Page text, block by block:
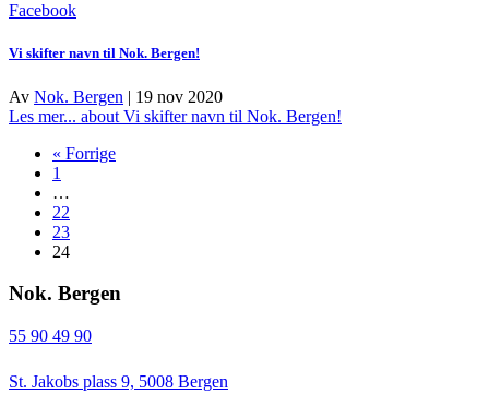
Facebook
Vi skifter navn til Nok. Bergen!
Av Nok. Bergen | 19 nov 2020
Les mer... about Vi skifter navn til Nok. Bergen!
« Forrige
1
…
22
23
24
Nok. Bergen
55 90 49 90
St. Jakobs plass 9, 5008 Bergen